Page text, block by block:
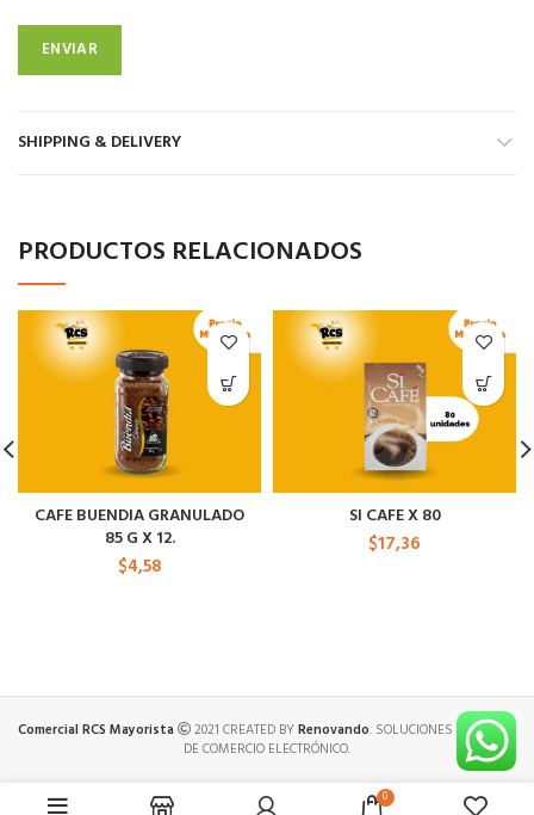
SHIPPING & DELIVERY
PRODUCTOS RELACIONADOS
CAFE BUENDIA GRANULADO
85 G X 12.
$4,58
SI CAFE X 80
$17,36
Comercial RCS Mayorista 2021 CREATED BYRenovando. SOLUCIONES PREMIUM
DE COMERCIO ELECTRÓNICO.
0